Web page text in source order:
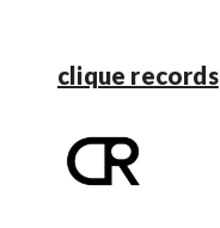
clique records